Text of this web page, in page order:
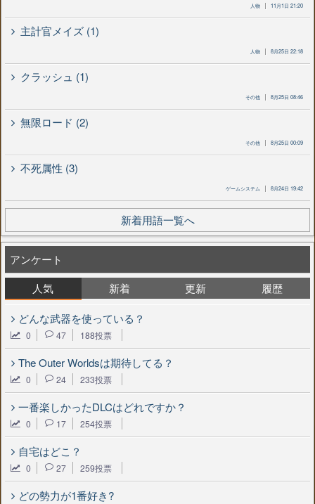
人物 11月1日 21:20
主計官メイズ (1)
人物 8月25日 22:18
クラッシュ (1)
その他 8月25日 08:46
無限ロード (2)
その他 8月25日 00:09
不死属性 (3)
ゲームシステム 8月24日 19:42
新着用語一覧へ
アンケート
人気
新着 更新 履歴
どんな武器を使っている？
0 47 188投票
The Outer Worldsは期待してる？
0 24 233投票
一番楽しかったDLCはどれですか？
0 17 254投票
自宅はどこ？
0 27 259投票
どの勢力が1番好き?